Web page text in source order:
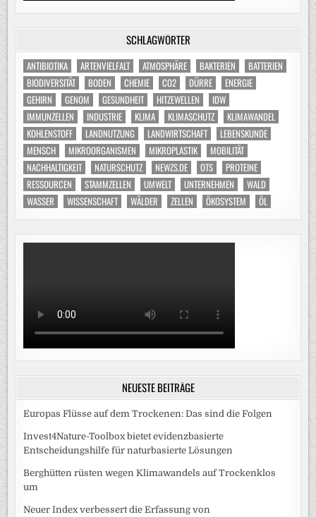
SCHLAGWÖRTER
ANTIBIOTIKA ARTENVIELFALT ATMOSPHÄRE BAKTERIEN
BATTERIEN
BIODIVERSITÄT
BODEN CHEMIE CO2 DÜRRE
ENERGIE
GEHIRN
GENOM GESUNDHEIT HITZEWELLEN
IDW
IMMUNZELLEN
INDUSTRIE KLIMA KLIMASCHUTZ
KLIMAWANDEL
KOHLENSTOFF
LANDNUTZUNG LANDWIRTSCHAFT
LEBENSKUNDE
MENSCH
MIKROORGANISMEN MIKROPLASTIK
MOBILITÄT
NACHHALTIGKEIT
NATURSCHUTZ NEWZS.DE OTS
PROTEINE
RESSOURCEN
STAMMZELLEN UMWELT UNTERNEHMEN
WALD
WASSER
WISSENSCHAFT WÄLDER ZELLEN ÖKOSYSTEM ÖL
NEUESTE BEITRÄGE
Europas Flüsse auf dem Trockenen: Das sind die Folgen
Invest4Nature-Toolbox bietet evidenzbasierte
Entscheidungshilfe für naturbasierte Lösungen
Berghütten rüsten wegen Klimawandels auf Trockenklos
um
Neuer Index verbessert die Erfassung von